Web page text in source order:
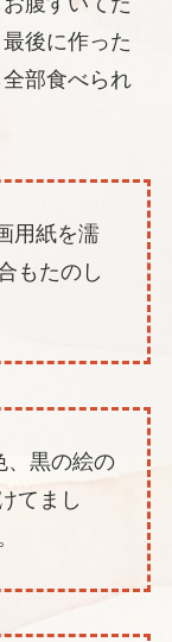
後に作った
部食べられ
用紙を濡
もたのし
、黒の絵の
てまし